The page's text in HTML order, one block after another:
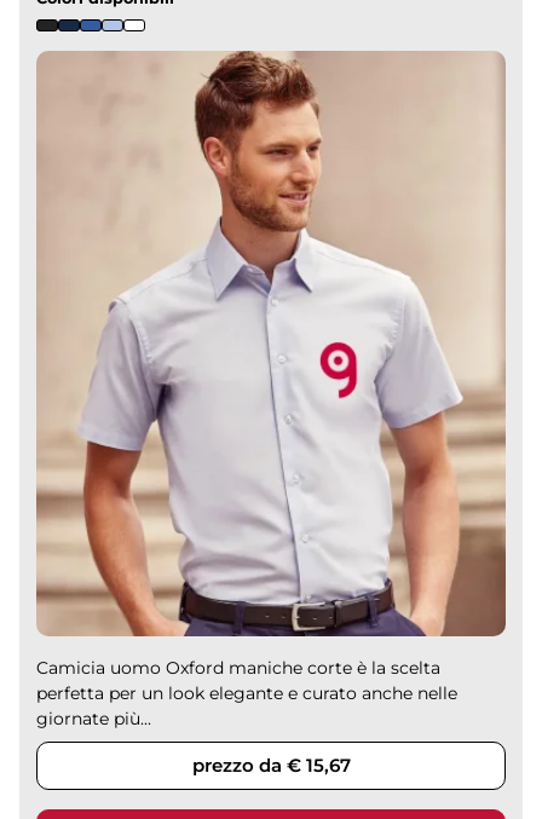
Camicia uomo Oxford maniche corte è la scelta
perfetta per un look elegante e curato anche nelle
giornate più...
prezzo da € 15,67